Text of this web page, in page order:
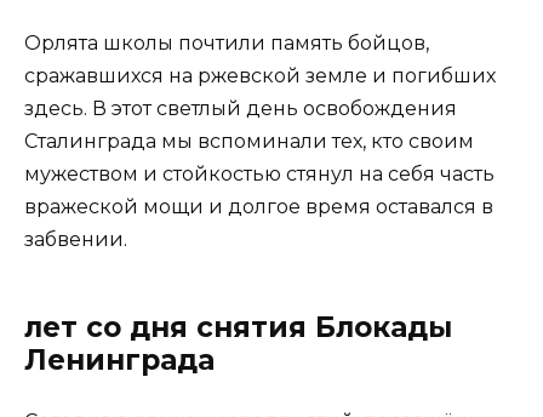
Орлята школы почтили память бойцов,
сражавшихся на ржевской земле и погибших
здесь. В этот светлый день освобождения
Сталинграда мы вспоминали тех, кто своим
мужеством и стойкостью стянул на себя часть
вражеской мощи и долгое время оставался в
забвении.
лет со дня снятия Блокады
Ленинграда